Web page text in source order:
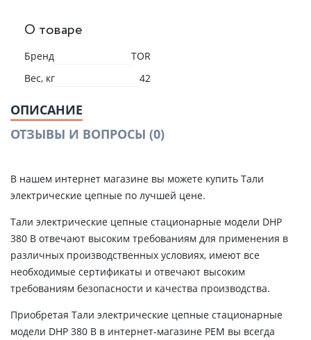
О товаре
Бренд
TOR
Вес, кг
42
ОПИСАНИЕ
ОТЗЫВЫ И ВОПРОСЫ (0)
В нашем интернет магазине вы можете купить Тали
электрические цепные по лучшей цене.
Тали электрические цепные стационарные модели DHP
380 В отвечают высоким требованиям для применения в
различных производственных условиях, имеют все
необходимые сертификаты и отвечают высоким
требованиям безопасности и качества производства.
Приобретая Тали электрические цепные стационарные
модели DHP 380 В в интернет-магазине РЕМ вы всегда